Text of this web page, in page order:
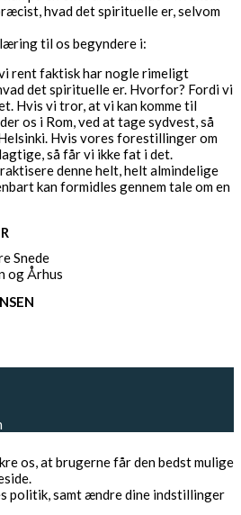
hvad det spirituelle er, selvom
til os begyndere i:
rent faktisk har nogle rimeligt
det spirituelle er. Hvorfor? Fordi vi
Hvis vi tror, at vi kan komme til
os i Rom, ved at tage sydvest, så
Hvis vores forestillinger om
så får vi ikke fat i det.
denne helt, helt almindelige
kan formidles gennem tale om en
Snede
og Århus
os, at brugerne får den bedst mulige
politik, samt ændre dine indstillinger